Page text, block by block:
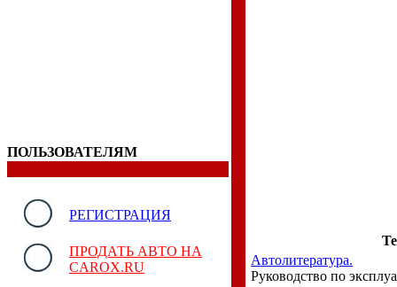
ПОЛЬЗОВАТЕЛЯМ
РЕГИСТРАЦИЯ
ПРОДАТЬ АВТО НА
CAROX.RU
Автолитература.
Руководство по